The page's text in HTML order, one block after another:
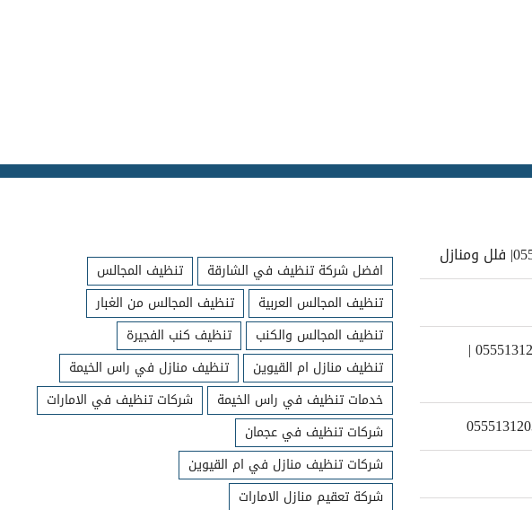
شركة جلي وتلميع رخام في الشارقة |0555131203 |
افضل شركة تنظيف في الشارقة
تنظيف المجالس
تنظيف المجالس العربية
تنظيف المجالس من الغبار
تنظيف المجالس والكنب
تنظيف كنب الفجيرة
تنظيف منازل ام القيوين
تنظيف منازل في راس الخيمة
خدمات تنظيف في راس الخيمة
شركات تنظيف في الامارات
شركات تنظيف في عجمان
شركات تنظيف منازل في ام القيوين
شركة تعقيم منازل الامارات